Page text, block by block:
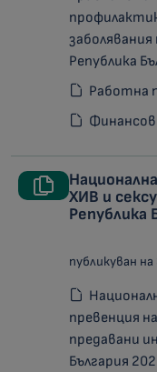
заболявания
Република
Работна
Финансов
ХИВ и
Република
публикуван
превенция
предавани
България